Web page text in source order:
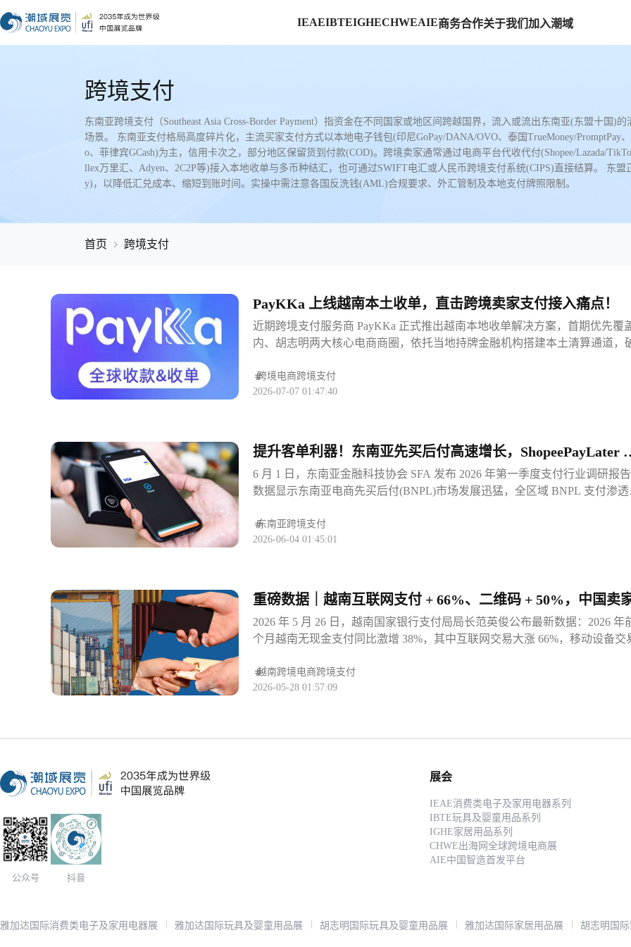
IEAEIBTEIGHECHWEAIE商务合作关于我们 加入潮域
跨境支付
东南亚跨境支付（Southeast Asia Cross-Border Payment）指资金在不同国家或地区间跨越国界，流入或流出东南亚(东盟十国
场景。 东南亚支付格局高度碎片化，主流买家支付方式以本地电子钱包(印尼GoPay/DANA/OVO、泰国TrueMoney/PromptPay
o、菲律宾GCash)为主，信用卡次之，部分地区保留货到付款(COD)。跨境卖家通常通过电商平台代收代付(Shopee/Lazada/
llex万里汇、Adyen、2C2P等)接入本地收单与多币种结汇，也可通过SWIFT电汇或人民币跨境支付系统(CIPS)直接结算。 东
y)，以降低汇兑成本、缩短到账时间。实操中需注意各国反洗钱(AML)合规要求、外汇管制及本地支付牌照限制。
首页 跨境支付
PayKKa 上线越南本土收单，直击跨境卖家支付接入痛点！
近期跨境支付服务商 PayKKa 正式推出越南本地收单解决方案，首期优先覆
内、胡志明两大核心电商商圈，依托当地持牌金融机构搭建本土清算通道，
子钱包、VietQR 统一银行扫码体系，但境外跨境主体无法直接对接两类本地
流支付工具，只能依靠国际信用卡或 COD 货到付款，支付成功率偏低、用户
店铺运营需求。两大核心支付渠道打通，双币种结算简化资金流转本次收单
实现 ZaloPay、VietQR 全量直连，覆盖越南绝大多数线上消费人群。ZaloPay
托社交软件渗透年轻买家，VietQR 打通 40 余家本土银行扫码支付，二者合计
据越南线上小额订单绝大多数交易份额，接入后可显著降低结账页面跳失率
以越南盾完成付款后，资金在越南本地完成清算归集，规避传统跨境汇
跨境电商跨境支付
2026-07-07 01:47:40
提升客单利器！东南亚先买后付高速增长，ShopeePayLater
占半壁江山
6 月 1 日，东南亚金融科技协会 SFA 发布 2026 年第一季度支付行业调研报告
数据显示东南亚电商先买后付(BNPL)市场发展迅猛，全区域 BNPL 支付渗透
付款方式之一。从市场份额拆分来看，ShopeePayLater 凭借平台流量优势稳居
业首位，市场占比高达 52%;Akulaku、Kredivo 紧随其后，分别占据 25% 与
客单价，相比全款支付订单高出 47%。依托分期缓冲压力，消费者更愿意选
件、高溢价产品，有效拉动店铺整体销售额。从跨境运营角度分析，开通
是低成本拉高店铺营收的有效举措。依托分期付款服务，能够降低消费者一
付款门槛，刺激买家升级选购中高端家居、3C 家电、美妆套装等高价货品
台均已上线 BNPL 开通
东南亚跨境支付
2026-06-04 01:45:01
重磅数据｜越南互联网支付 + 66%、二维码 + 50%，中国卖
局正当时
2026 年 5 月 26 日，越南国家银行支付局局长范英俊公布最新数据：2026 年
个月越南无现金支付同比激增 38%，其中互联网交易大涨 66%，移动设备交
维码支付正式落地，为中国跨境卖家打开高转化、低风险的越南市场新空间
年来越南加速推进数字金融转型，无现金支付从城市渗透至乡镇， even 街边
除。2026 年 4 月，越南正式与中国开通跨境二维码支付，越南用户可直接用
时到账”。这一举措彻底解决传统跨境支付到账慢、手续费高、汇率波动大的
点，回款效率提升 80% 以上，极大降低经营风险。业内分析，越南无现金支
越南跨境电商跨境支付
2026-05-28 01:57:09
公众号 抖音
展会
IEAE消费类电子及家用电器系列
IBTE玩具及婴童用品系列
IGHE家居用品系列
CHWE出海网全球跨境电商展
AIE中国智造首发平台
雅加达国际消费类电子及家用电器展 雅加达国际玩具及婴童用品展 胡志明国际玩具及婴童用品展 雅加达国际家居用品展 胡志明国